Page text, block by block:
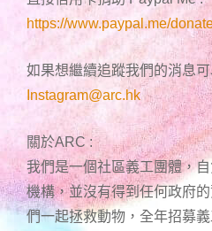
https://www.paypal.me/
如果想繼續追蹤我們的消息
Instagram@arc.hk
關於ARC :
我們是一個社區義工團體，
機構，並沒有得到任何政府
們一起拯救動物，全年招募義